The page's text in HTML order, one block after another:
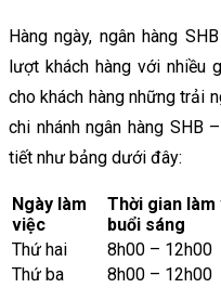
Hàng ngày, ngân hàng
lượt khách hàng với nhiều
cho khách hàng những trải
chi nhánh ngân hàng SHB
tiết như bảng dưới đây:
Ngày làm
việc
Thời gian làm
buổi sáng
Thứ hai
8h00 – 12h00
Thứ ba
8h00 – 12h00